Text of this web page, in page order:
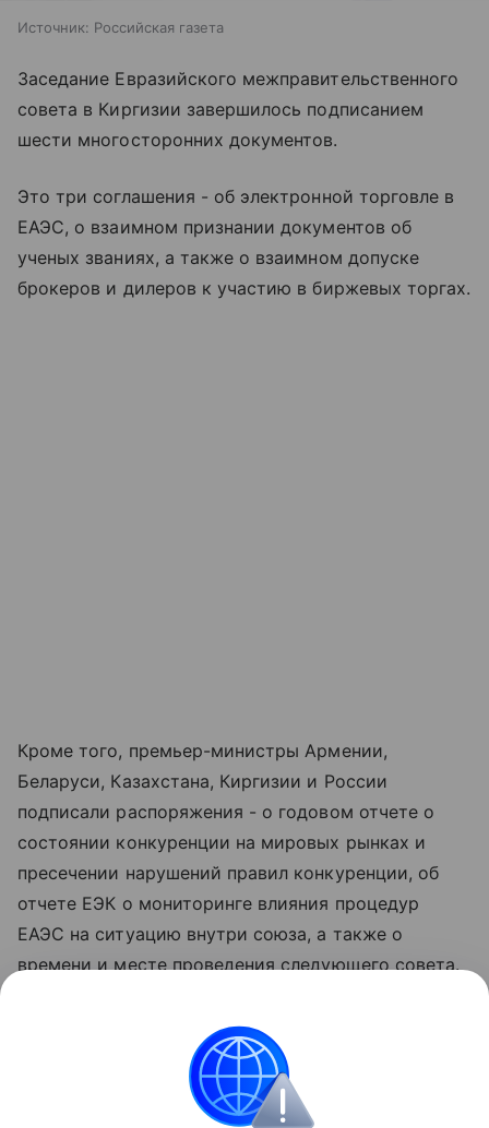
Источник: Российская газета
Заседание Евразийского межправительственного
совета в Киргизии завершилось подписанием
шести многосторонних документов.
Это три соглашения - об электронной торговле в
ЕАЭС, о взаимном признании документов об
ученых званиях, а также о взаимном допуске
брокеров и дилеров к участию в биржевых торгах.
Кроме того, премьер-министры Армении,
Беларуси, Казахстана, Киргизии и России
подписали распоряжения - о годовом отчете о
состоянии конкуренции на мировых рынках и
пресечении нарушений правил конкуренции, об
отчете ЕЭК о мониторинге влияния процедур
ЕАЭС на ситуацию внутри союза, а также о
времени и месте проведения следующего совета.
Как анонсировал глава российского
правительства Михаил Мишустин, оно
запланировано на 1-2 октября и должно пройти в